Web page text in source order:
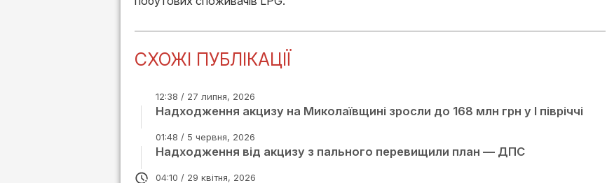
СХОЖІ ПУБЛІКАЦІЇ
12:38 / 27 липня, 2026
Надходження акцизу на Миколаївщині зросли до 168 млн грн у І півріччі
01:48 / 5 червня, 2026
Надходження від акцизу з пального перевищили план — ДПС
04:10 / 29 квітня, 2026